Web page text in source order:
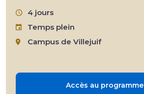
4 jours
Temps plein
Campus de Villejuif
Accès au programme